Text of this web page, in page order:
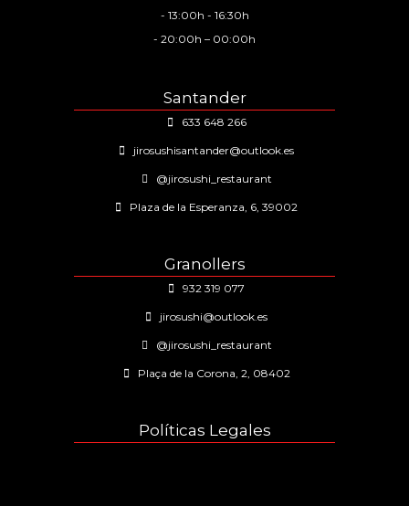
- 13:00h - 16:30h
- 20:00h – 00:00h
Santander
633 648 266
jirosushisantander@outlook.es
@jirosushi_restaurant
Plaza de la Esperanza, 6, 39002
Granollers
932 319 077
jirosushi@outlook.es
@jirosushi_restaurant
Plaça de la Corona, 2, 08402
Políticas Legales